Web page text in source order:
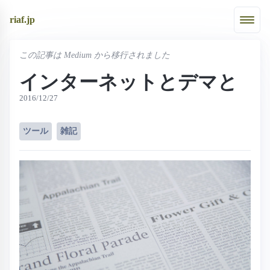
riaf.jp
この記事は Medium から移行されました
インターネットとデマと
2016/12/27
ツール 雑記